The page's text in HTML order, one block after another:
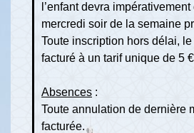
l’enfant devra
mercredi soir de la semaine
Toute inscription hors délai,
facturé à un tarif unique de 5
Absences :
Toute annulation de dernière
facturée.